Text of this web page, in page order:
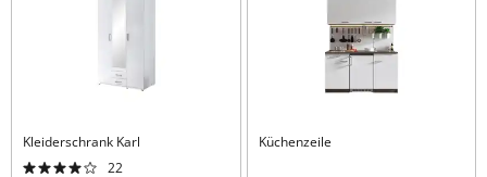
Kleiderschrank Karl
22
Küchenzeile